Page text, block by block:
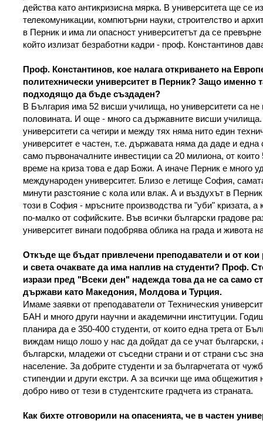
действа като антикризисна мярка. В университета ще се
телекомуникации, компютърни науки, строителство и
в Перник и има ли опасност университетът да се
който излизат безработни кадри - проф. Константинов
Проф. Константинов, кое налага откриването на
политехнически университет в Перник? Защо именно
подходящо да бъде създаден?
В България има 52 висши училища, но университети са не
половината. И още - много са държавните висши училища.
университети са четири и между тях няма нито един
университет е частен, т.е. държавата няма да даде и една
само първоначалните инвестиции са 20 милиона, от
време на криза това е дар Божи. А иначе Перник е много
международен университет. Близо е летище София,
минути разстояние с кола или влак. А и въздухът в
този в София - мръсните производства ги "уби" кризата, а
по-малко от софийските. Във всички български градове
университет винаги подобрява облика на града и живота
Откъде ще бъдат привлечени преподаватели и от кои
и света очаквате да има наплив на студенти? Проф.
изрази пред "Всеки ден" надежда това да не са само
държави като Македония, Молдова и Турция.
Имаме заявки от преподаватели от Техническия
БАН и много други научни и академични институции.
планира да е 350-400 студенти, от които една трета от
виждам нищо лошо у нас да дойдат да се учат български,
български, младежи от съседни страни и от страни със
население. За добрите студенти и за българчетата от
стипендии и други екстри. А за всички ще има общежития
добро ниво от тези в студентските градчета из страната.
Как бихте отговорили на опасенията, че в частен